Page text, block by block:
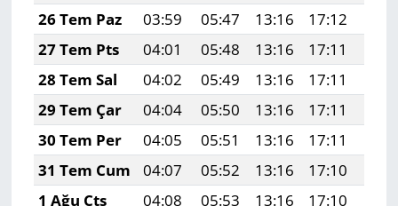
26 Tem Paz
03:59 05:47 13:16 17:12
27 Tem Pts
04:01 05:48 13:16 17:11
28 Tem Sal
04:02 05:49 13:16 17:11
29 Tem Çar
04:04 05:50 13:16 17:11
30 Tem Per
04:05 05:51 13:16 17:11
31 Tem Cum
04:07 05:52 13:16 17:10
1 Ağu Cts
04:08 05:53 13:16 17:10